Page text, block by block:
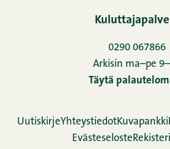
0290 067866
Arkisin ma–pe
Täytä
UutiskirjeYhteystiedotKuvapankki
Evästeseloste